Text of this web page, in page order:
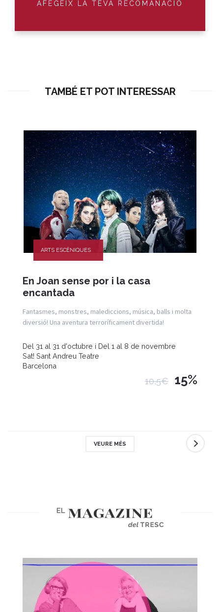
AFEGEIX LA TEVA RECOMANACIÓ
TAMBÉ ET POT INTERESSAR
ARTS ESCÈNIQUES
En Joan sense por i la casa
encantada
Fantasmes, monstres, malediccions, música, balls i molta
diversió! Una aventura terroríficament divertida!
Del 31 al 31 d'octubre i Del 1 al 8 de novembre
Sat! Sant Andreu Teatre
Barcelona
10,5€ 15%
VEURE MÉS